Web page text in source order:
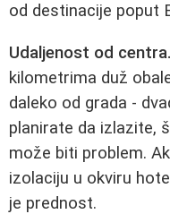
od destinacije poput
Udaljenost od centra.
kilometrima duž
daleko od grada -
planirate da izlazite,
može biti problem.
izolaciju u okviru
je prednost.